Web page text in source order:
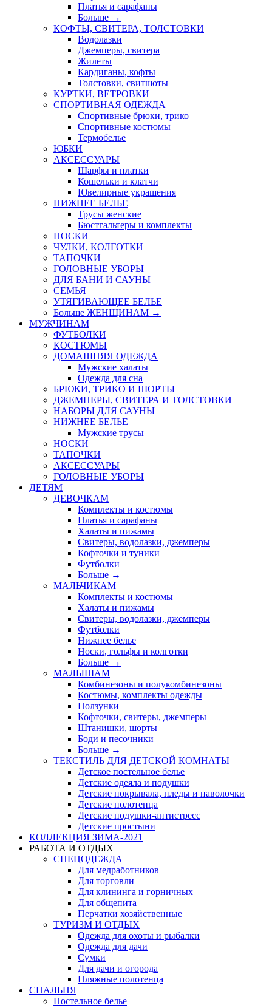
Платья и сарафаны
Больше →
КОФТЫ, СВИТЕРА, ТОЛСТОВКИ
Водолазки
Джемперы, свитера
Жилеты
Кардиганы, кофты
Толстовки, свитшоты
КУРТКИ, ВЕТРОВКИ
СПОРТИВНАЯ ОДЕЖДА
Спортивные брюки, трико
Спортивные костюмы
Термобелье
ЮБКИ
AКСЕССУАРЫ
Шарфы и платки
Кошельки и клатчи
Ювелирные украшения
НИЖНЕЕ БЕЛЬЕ
Трусы женские
Бюстгальтеры и комплекты
НОСКИ
ЧУЛКИ, КОЛГОТКИ
ТАПОЧКИ
ГОЛОВНЫЕ УБОРЫ
ДЛЯ БАНИ И САУНЫ
СЕМЬЯ
УТЯГИВАЮЩЕЕ БЕЛЬЕ
Больше ЖЕНЩИНАМ →
МУЖЧИНАМ
ФУТБОЛКИ
КОСТЮМЫ
ДОМАШНЯЯ ОДЕЖДА
Мужские халаты
Одежда для сна
БРЮКИ, ТРИКО И ШОРТЫ
ДЖЕМПЕРЫ, СВИТЕРА И ТОЛСТОВКИ
НАБОРЫ ДЛЯ САУНЫ
НИЖНЕЕ БЕЛЬЕ
Мужские трусы
НОСКИ
ТАПОЧКИ
АКСЕССУАРЫ
ГОЛОВНЫЕ УБОРЫ
ДЕТЯМ
ДЕВОЧКАМ
Комплекты и костюмы
Платья и сарафаны
Халаты и пижамы
Свитеры, водолазки, джемперы
Кофточки и туники
Футболки
Больше →
МАЛЬЧИКАМ
Комплекты и костюмы
Халаты и пижамы
Свитеры, водолазки, джемперы
Футболки
Нижнее белье
Носки, гольфы и колготки
Больше →
МАЛЫШАМ
Комбинезоны и полукомбинезоны
Костюмы, комплекты одежды
Ползунки
Кофточки, свитеры, джемперы
Штанишки, шорты
Боди и песочники
Больше →
ТЕКСТИЛЬ ДЛЯ ДЕТСКОЙ КОМНАТЫ
Детское постельное белье
Детские одеяла и подушки
Детские покрывала, пледы и наволочки
Детские полотенца
Детские подушки-антистресс
Детские простыни
КОЛЛЕКЦИЯ ЗИМА-2021
РАБОТА И ОТДЫХ
СПЕЦОДЕЖДА
Для медработников
Для торговли
Для клининга и горничных
Для общепита
Перчатки хозяйственные
ТУРИЗМ И ОТДЫХ
Одежда для охоты и рыбалки
Одежда для дачи
Сумки
Для дачи и огорода
Пляжные полотенца
СПАЛЬНЯ
Постельное белье